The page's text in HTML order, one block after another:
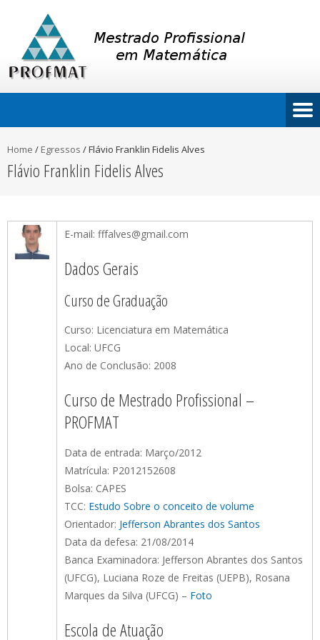
Home / Egressos /Flávio Franklin Fidelis Alves
Flávio Franklin Fidelis Alves
E-mail: fffalves@gmail.com
Dados Gerais
Curso de Graduação
Curso: Licenciatura em Matemática
Local: UFCG
Ano de Conclusão: 2008
Curso de Mestrado Profissional –
PROFMAT
Data de entrada: Março/2012
Matrícula: P2012152608
Bolsa: CAPES
TCC: Estudo Sobre o conceito de volume
Orientador: Jefferson Abrantes dos Santos
Data da defesa: 21/08/2014
Banca Examinadora: Jefferson Abrantes dos Santos
(UFCG), Luciana Roze de Freitas (UEPB), Rosana
Marques da Silva (UFCG) – Foto
Escola de Atuação